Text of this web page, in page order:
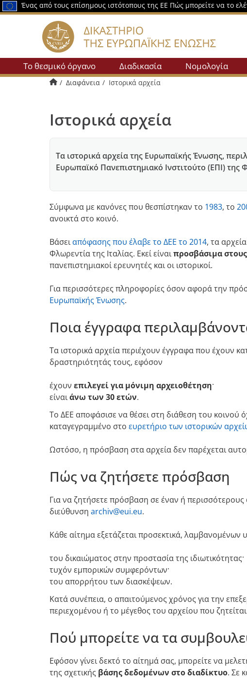
Ένας από τους επίσημους ιστότοπους της ΕΕ Πώς μπορείτε να το
Το θεσμικό όργανο Διαδικασία Νομολογία
Αρχική
Διαφάνεια Ιστορικά αρχεία
Ιστορικά αρχεία
Τα ιστορικά αρχεία της Ευρωπαϊκής Ένωσης,
Ευρωπαϊκό Πανεπιστημιακό Ινστιτούτο (ΕΠΙ)
Σύμφωνα με κανόνες που θεσπίστηκαν το 1983, το
ανοικτά στο κοινό.
Βάσειαπόφασης που έλαβε το ΔΕΕ το 2014, τα
Φλωρεντία της Ιταλίας. Εκεί είναιπροσβάσιμα
πανεπιστημιακοί ερευνητές και οι ιστορικοί.
Για περισσότερες πληροφορίες όσον αφορά την
Ευρωπαϊκής Ένωσης.
Ποια έγγραφα
Τα ιστορικά αρχεία περιέχουν έγγραφα που έχουν
δραστηριότητάς τους, εφόσον
έχουν επιλεγεί για μόνιμη αρχειοθέτηση·
είναιάνω των 30 ετών.
Το ΔΕΕ αποφάσισε να θέσει στη διάθεση του κοινού
καταγεγραμμένο στο ευρετήριο των ιστορικών
Ωστόσο, η πρόσβαση στα αρχεία δεν παρέχεται
Πώς να ζητήσετε πρόσβαση
Για να ζητήσετε πρόσβαση σε έναν ή περισσότερους
διεύθυνση archiv@eui.eu.
Κάθε αίτημα εξετάζεται προσεκτικά,
του δικαιώματος στην προστασία της ιδιωτικότητας·
τυχόν εμπορικών συμφερόντων·
του απορρήτου των διασκέψεων.
Κατά συνέπεια, ο απαιτούμενος χρόνος για την
περιεχομένου ή το μέγεθος του αρχείου που
Πού μπορείτε να τα
Εφόσον γίνει δεκτό το αίτημά σας, μπορείτε να
της σχετικής βάσης δεδομένων στο διαδίκτυο. Σε